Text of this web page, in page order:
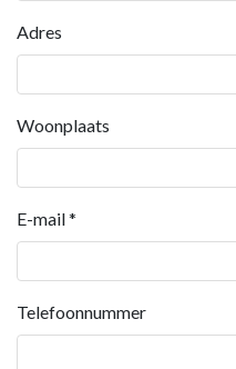
Adres
Woonplaats
E-mail*
Telefoonnummer